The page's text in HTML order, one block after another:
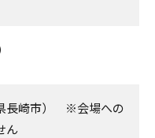
長崎市） ※会場への
ん